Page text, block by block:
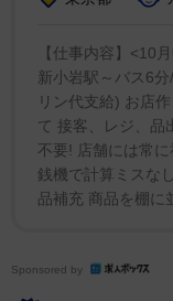
一度見ただけで、
らないほど明白な
【仕事内容】<10
新小岩駅～バス6
リン代支給) お店
て 接客、レジ、品
不要! 店舗には常
銭機で計算ミスな
品補充 商品を棚に
Sponsored by